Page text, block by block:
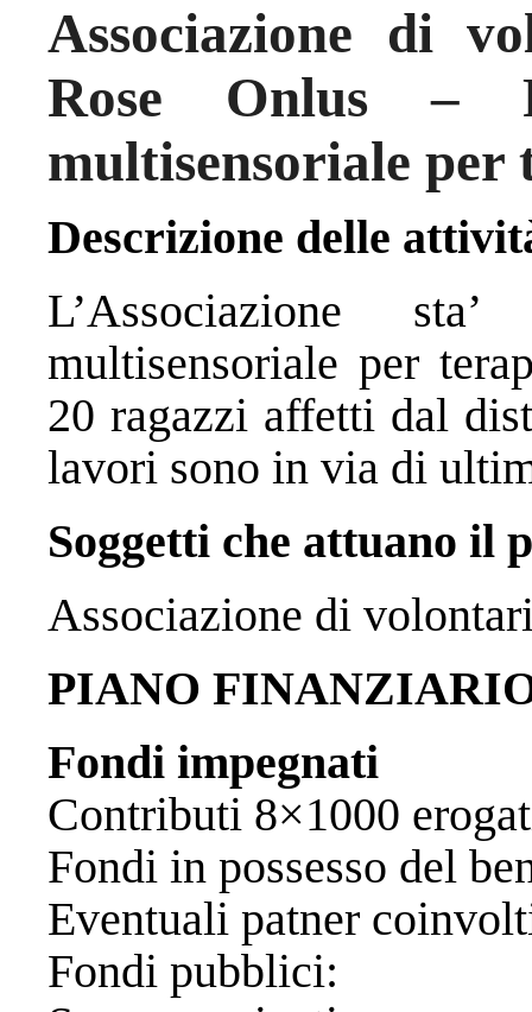
Associazione di
Rose Onlus –
multisensoriale per
Descrizione delle
L’Associazione
multisensoriale per
20 ragazzi affetti dal
lavori sono in via di
Soggetti che attuano il
Associazione di
PIANO
Fondi impegnati
Contributi 8×1000
Fondi in possesso
Eventuali
Fondi